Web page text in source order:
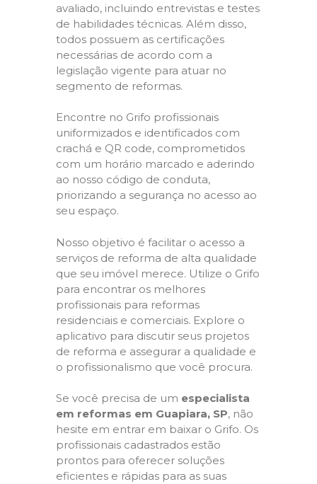
avaliado, incluindo entrevistas e testes
de habilidades técnicas. Além disso,
todos possuem as certificações
necessárias de acordo com a
legislação vigente para atuar no
segmento de reformas.
Encontre no Grifo profissionais
uniformizados e identificados com
crachá e QR code, comprometidos
com um horário marcado e aderindo
ao nosso código de conduta,
priorizando a segurança no acesso ao
seu espaço.
Nosso objetivo é facilitar o acesso a
serviços de reforma de alta qualidade
que seu imóvel merece. Utilize o Grifo
para encontrar os melhores
profissionais para reformas
residenciais e comerciais. Explore o
aplicativo para discutir seus projetos
de reforma e assegurar a qualidade e
o profissionalismo que você procura.
Se você precisa de um especialista
em reformas em Guapiara, SP, não
hesite em entrar em baixar o Grifo. Os
profissionais cadastrados estão
prontos para oferecer soluções
eficientes e rápidas para as suas